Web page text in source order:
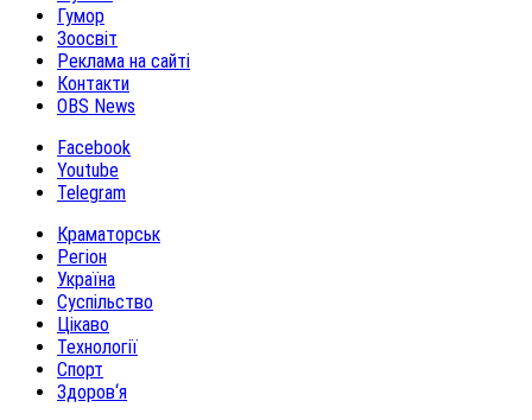
Гумор
Зоосвіт
Реклама на сайті
Контакти
OBS News
Facebook
Youtube
Telegram
Краматорськ
Регіон
Україна
Суспільство
Цікаво
Технології
Спорт
Здоров‘я